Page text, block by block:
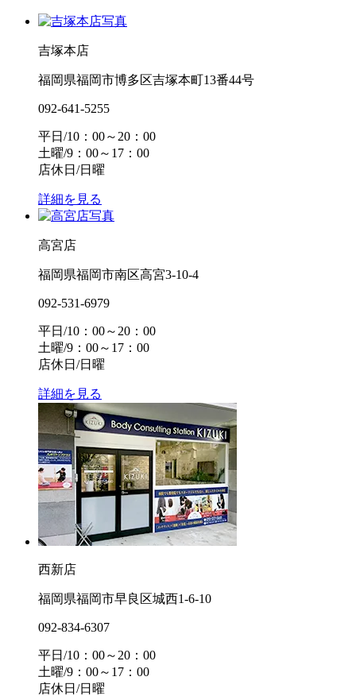
吉塚本店
福岡県福岡市博多区吉塚本町13番44号
092-641-5255
平日/10：00～20：00
土曜/9：00～17：00
店休日/日曜
詳細を見る
高宮店
福岡県福岡市南区高宮3-10-4
092-531-6979
平日/10：00～20：00
土曜/9：00～17：00
店休日/日曜
詳細を見る
西新店
福岡県福岡市早良区城西1-6-10
092-834-6307
平日/10：00～20：00
土曜/9：00～17：00
店休日/日曜